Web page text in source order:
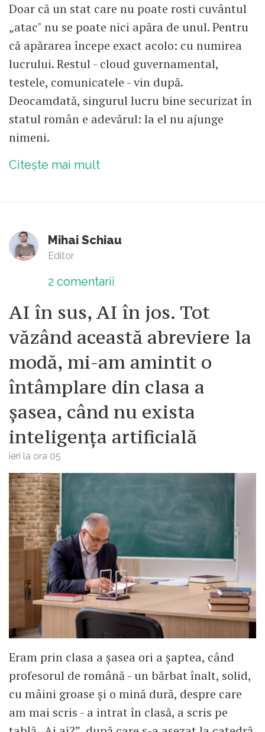
Doar că un stat care nu poate rosti cuvântul
„atac" nu se poate nici apăra de unul. Pentru
că apărarea începe exact acolo: cu numirea
lucrului. Restul - cloud guvernamental,
testele, comunicatele - vin după.
Deocamdată, singurul lucru bine securizat în
statul român e adevărul: la el nu ajunge
nimeni.
Citește mai mult
Mihai Schiau
Editor
2 comentarii
AI în sus, AI în jos. Tot
văzând această abreviere la
modă, mi-am amintit o
întâmplare din clasa a
șasea, când nu exista
inteligența artificială
ieri la ora 05
Eram prin clasa a șasea ori a șaptea, când
profesorul de română - un bărbat înalt, solid,
cu mâini groase și o mină dură, despre care
am mai scris - a intrat în clasă, a scris pe